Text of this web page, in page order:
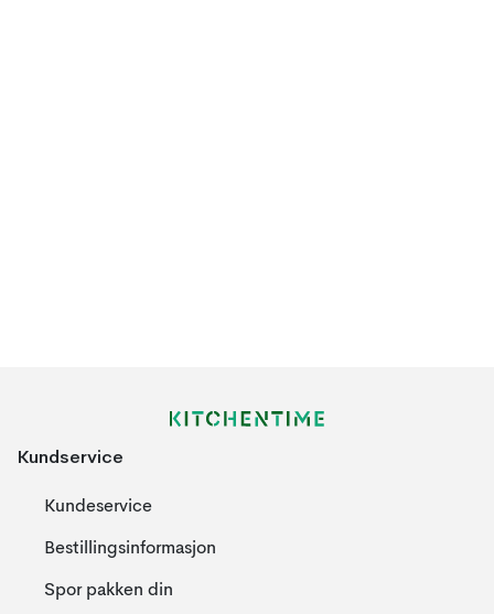
Kundservice
Kundeservice
Bestillingsinformasjon
Spor pakken din